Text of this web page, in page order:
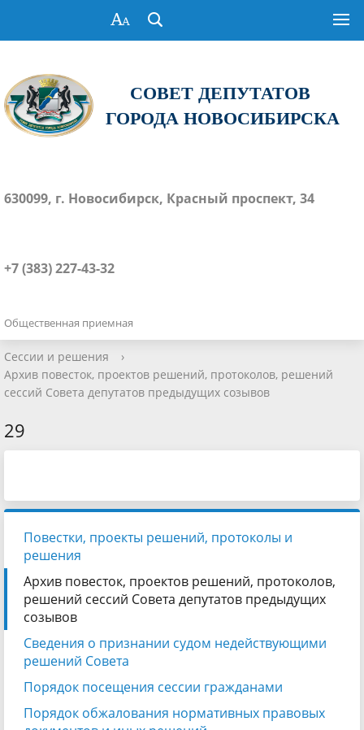
СОВЕТ ДЕПУТАТОВ
ГОРОДА НОВОСИБИРСКА
630099, г. Новосибирск, Красный проспект, 34
+7 (383) 227-43-32
Общественная приемная
Сессии и решения
›
Архив повесток, проектов решений, протоколов, решений
сессий Совета депутатов предыдущих созывов
29
Повестки, проекты решений, протоколы и
решения
Архив повесток, проектов решений, протоколов,
решений сессий Совета депутатов предыдущих
созывов
Сведения о признании судом недействующими
решений Совета
Порядок посещения сессии гражданами
Порядок обжалования нормативных правовых